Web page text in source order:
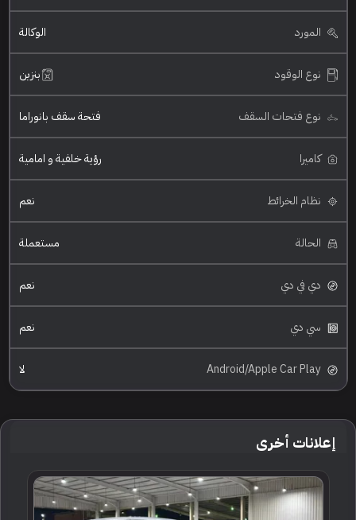
المورد الوكالة
نوع الوقود بنزين
نوع فتحات السقف فتحة سقف بانوراما
كاميرا رؤية خلفية و امامية
نظام الخرائط نعم
الحالة مستعملة
دي في دي نعم
سي دي نعم
Android/Apple Car Play لا
إعلانات أخرى